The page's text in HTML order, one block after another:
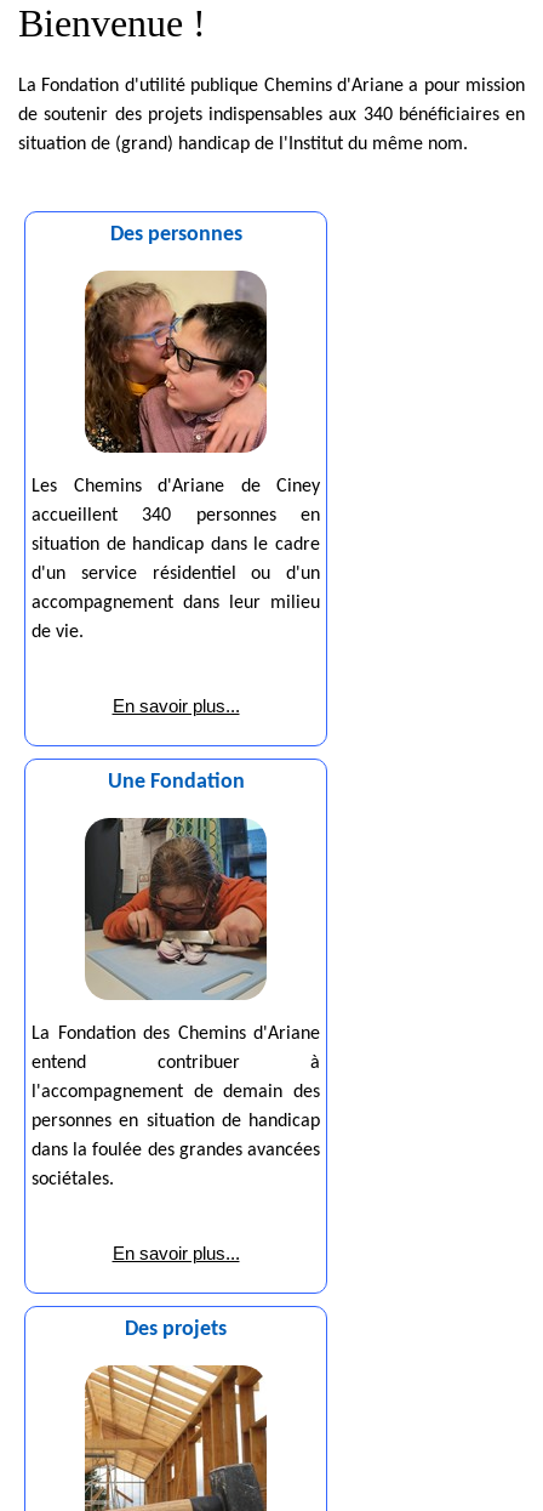
Bienvenue !
La Fondation d'utilité publique Chemins d'Ariane a pour mission
de soutenir des projets indispensables aux 340 bénéficiaires en
situation de (grand) handicap de l'Institut du même nom.
Des personnes
Les Chemins d'Ariane de Ciney
accueillent 340 personnes en
situation de handicap dans le cadre
d'un service résidentiel ou d'un
accompagnement dans leur milieu
de vie.
En savoir plus...
Une Fondation
La Fondation des Chemins d'Ariane
entend contribuer à
l'accompagnement de demain des
personnes en situation de handicap
dans la foulée des grandes avancées
sociétales.
En savoir plus...
Des projets